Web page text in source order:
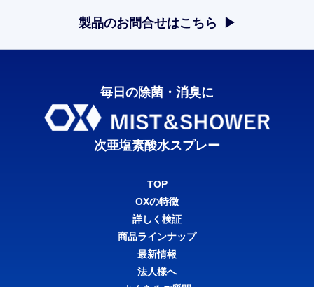
製品のお問合せはこちら
毎日の除菌・消臭に
次亜塩素酸水スプレー
TOP
OXの特徴
詳しく検証
商品ラインナップ
最新情報
法人様へ